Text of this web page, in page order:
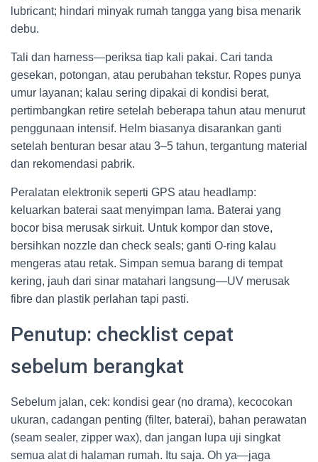
lubricant; hindari minyak rumah tangga yang bisa menarik
debu.
Tali dan harness—periksa tiap kali pakai. Cari tanda
gesekan, potongan, atau perubahan tekstur. Ropes punya
umur layanan; kalau sering dipakai di kondisi berat,
pertimbangkan retire setelah beberapa tahun atau menurut
penggunaan intensif. Helm biasanya disarankan ganti
setelah benturan besar atau 3–5 tahun, tergantung material
dan rekomendasi pabrik.
Peralatan elektronik seperti GPS atau headlamp:
keluarkan baterai saat menyimpan lama. Baterai yang
bocor bisa merusak sirkuit. Untuk kompor dan stove,
bersihkan nozzle dan check seals; ganti O-ring kalau
mengeras atau retak. Simpan semua barang di tempat
kering, jauh dari sinar matahari langsung—UV merusak
fibre dan plastik perlahan tapi pasti.
Penutup: checklist cepat
sebelum berangkat
Sebelum jalan, cek: kondisi gear (no drama), kecocokan
ukuran, cadangan penting (filter, baterai), bahan perawatan
(seam sealer, zipper wax), dan jangan lupa uji singkat
semua alat di halaman rumah. Itu saja. Oh ya—jaga